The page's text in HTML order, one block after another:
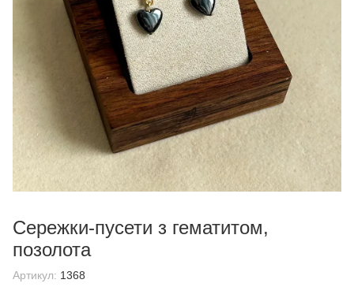
Сережки-пусети з гематитом,
позолота
Артикул: 1368